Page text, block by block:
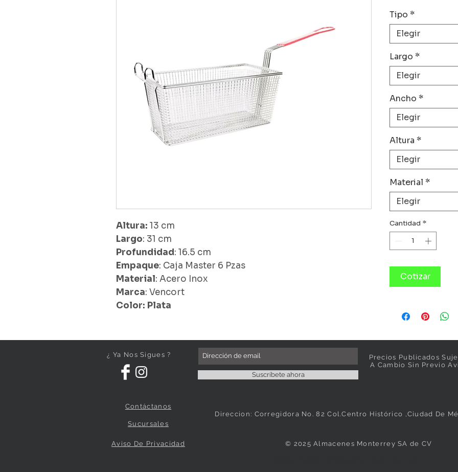
Altura: 13 cm
Largo: 31 cm
Profundidad: 16.5 cm
Empaque: Caja Master 6 Pzas
Material: Acero Inox
Marca: Vencort
Color: Plata
Tipo *
Elegir
Largo *
Elegir
Ancho *
Elegir
Altura *
Elegir
Material *
Elegir
Cantidad *
Cotizar
¿ Ya Nos Sigues ?
Suscríbete ahora
Precios Publicados
A Cambio Sin Previo
Contáctanos
Direccion: Corregidora No. 82 Col.Centro Histórico ,Ciudad De
Sucursales
Aviso De Privacidad © 2025 Almacenes Monterrey SA de CV